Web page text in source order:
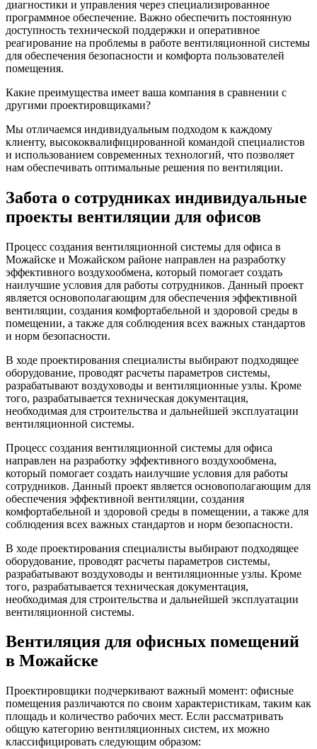
диагностики и управления через специализированное
программное обеспечение. Важно обеспечить постоянную
доступность технической поддержки и оперативное
реагирование на проблемы в работе вентиляционной системы
для обеспечения безопасности и комфорта пользователей
помещения.
Какие преимущества имеет ваша компания в сравнении с
другими проектировщиками?
Мы отличаемся индивидуальным подходом к каждому
клиенту, высококвалифицированной командой специалистов
и использованием современных технологий, что позволяет
нам обеспечивать оптимальные решения по вентиляции.
Забота о сотрудниках индивидуальные
проекты вентиляции для офисов
Процесс создания вентиляционной системы для офиса в
Можайске и Можайском районе направлен на разработку
эффективного воздухообмена, который помогает создать
наилучшие условия для работы сотрудников. Данный проект
является основополагающим для обеспечения эффективной
вентиляции, создания комфортабельной и здоровой среды в
помещении, а также для соблюдения всех важных стандартов
и норм безопасности.
В ходе проектирования специалисты выбирают подходящее
оборудование, проводят расчеты параметров системы,
разрабатывают воздуховоды и вентиляционные узлы. Кроме
того, разрабатывается техническая документация,
необходимая для строительства и дальнейшей эксплуатации
вентиляционной системы.
Процесс создания вентиляционной системы для офиса
направлен на разработку эффективного воздухообмена,
который помогает создать наилучшие условия для работы
сотрудников. Данный проект является основополагающим для
обеспечения эффективной вентиляции, создания
комфортабельной и здоровой среды в помещении, а также для
соблюдения всех важных стандартов и норм безопасности.
В ходе проектирования специалисты выбирают подходящее
оборудование, проводят расчеты параметров системы,
разрабатывают воздуховоды и вентиляционные узлы. Кроме
того, разрабатывается техническая документация,
необходимая для строительства и дальнейшей эксплуатации
вентиляционной системы.
Вентиляция для офисных помещений
в Можайске
Проектировщики подчеркивают важный момент: офисные
помещения различаются по своим характеристикам, таким как
площадь и количество рабочих мест. Если рассматривать
общую категорию вентиляционных систем, их можно
классифицировать следующим образом: